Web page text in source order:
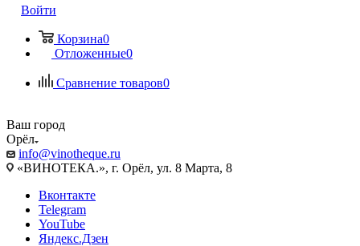
Войти
Корзина0
Отложенные0
Сравнение товаров0
Ваш город
Орёл
info@vinotheque.ru
«ВИНОТЕКА.», г. Орёл, ул. 8 Марта, 8
Вконтакте
Telegram
YouTube
Яндекс.Дзен